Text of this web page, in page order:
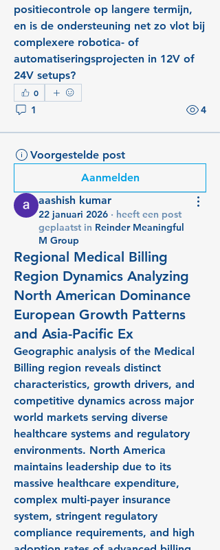
positiecontrole op langere termijn,
en is de ondersteuning net zo vlot bij
complexere robotica- of
automatiseringsprojecten in 12V of
24V setups?
0
1 4
Voorgestelde post
Aanmelden
aashish kumar
22 januari 2026 · heeft een post
geplaatst in Reinder Meaningful
M Group
Regional Medical Billing
Region Dynamics Analyzing
North American Dominance
European Growth Patterns
and Asia-Pacific Ex
Geographic analysis of the Medical
Billing region reveals distinct
characteristics, growth drivers, and
competitive dynamics across major
world markets serving diverse
healthcare systems and regulatory
environments. North America
maintains leadership due to its
massive healthcare expenditure,
complex multi-payer insurance
system, stringent regulatory
compliance requirements, and high